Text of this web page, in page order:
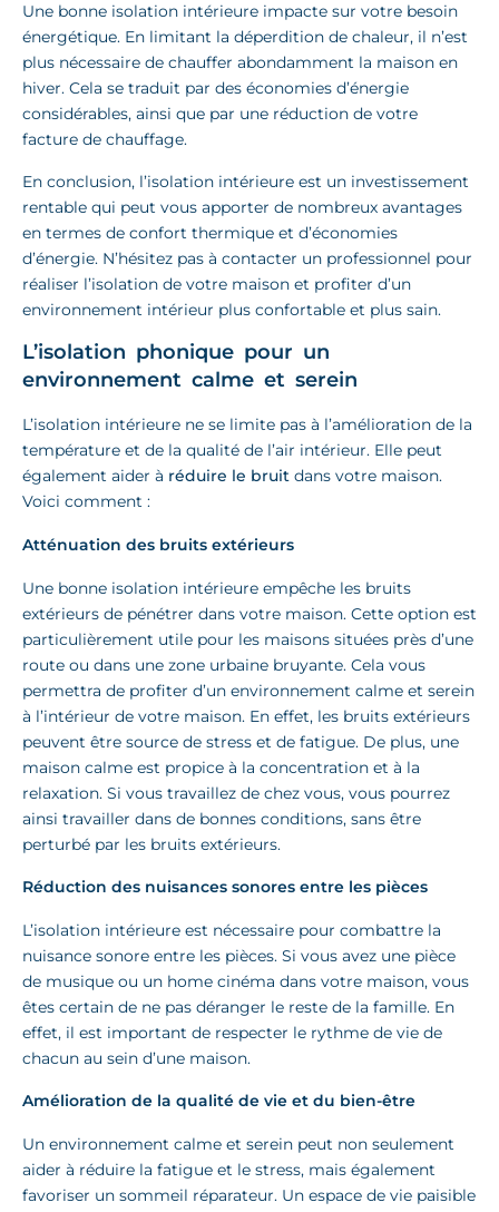
Une bonne isolation intérieure impacte sur votre besoin
énergétique. En limitant la déperdition de chaleur, il n’est
plus nécessaire de chauffer abondamment la maison en
hiver. Cela se traduit par des économies d’énergie
considérables, ainsi que par une réduction de votre
facture de chauffage.
En conclusion, l’isolation intérieure est un investissement
rentable qui peut vous apporter de nombreux avantages
en termes de confort thermique et d’économies
d’énergie. N’hésitez pas à contacter un professionnel pour
réaliser l’isolation de votre maison et profiter d’un
environnement intérieur plus confortable et plus sain.
L’isolation phonique pour un
environnement calme et serein
L’isolation intérieure ne se limite pas à l’amélioration de la
température et de la qualité de l’air intérieur. Elle peut
également aider à réduire le bruit dans votre maison.
Voici comment :
Atténuation des bruits extérieurs
Une bonne isolation intérieure empêche les bruits
extérieurs de pénétrer dans votre maison. Cette option est
particulièrement utile pour les maisons situées près d’une
route ou dans une zone urbaine bruyante. Cela vous
permettra de profiter d’un environnement calme et serein
à l’intérieur de votre maison. En effet, les bruits extérieurs
peuvent être source de stress et de fatigue. De plus, une
maison calme est propice à la concentration et à la
relaxation. Si vous travaillez de chez vous, vous pourrez
ainsi travailler dans de bonnes conditions, sans être
perturbé par les bruits extérieurs.
Réduction des nuisances sonores entre les pièces
L’isolation intérieure est nécessaire pour combattre la
nuisance sonore entre les pièces. Si vous avez une pièce
de musique ou un home cinéma dans votre maison, vous
êtes certain de ne pas déranger le reste de la famille. En
effet, il est important de respecter le rythme de vie de
chacun au sein d’une maison.
Amélioration de la qualité de vie et du bien-être
Un environnement calme et serein peut non seulement
aider à réduire la fatigue et le stress, mais également
favoriser un sommeil réparateur. Un espace de vie paisible